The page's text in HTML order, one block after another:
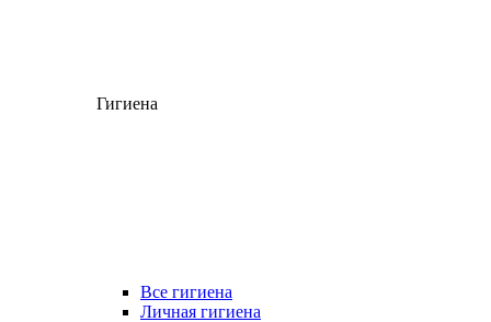
Гигиена
Все гигиена
Личная гигиена